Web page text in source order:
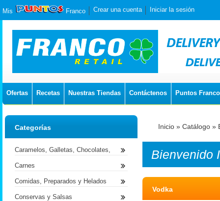
Mis Franco Crear una cuenta Iniciar la sesión
Ofertas Recetas Nuestras Tiendas Contáctenos Puntos Franco
Inicio » Catálogo »
Bienvenido
Vodka
Categorías
Caramelos, Galletas, Chocolates,
Carnes
Comidas, Preparados y Helados
Conservas y Salsas